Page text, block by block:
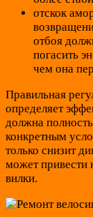
отскок
отбоя
погасить
чем она
Правильная
определяет
должна
конкретным
только снизит
может привести
вилки.